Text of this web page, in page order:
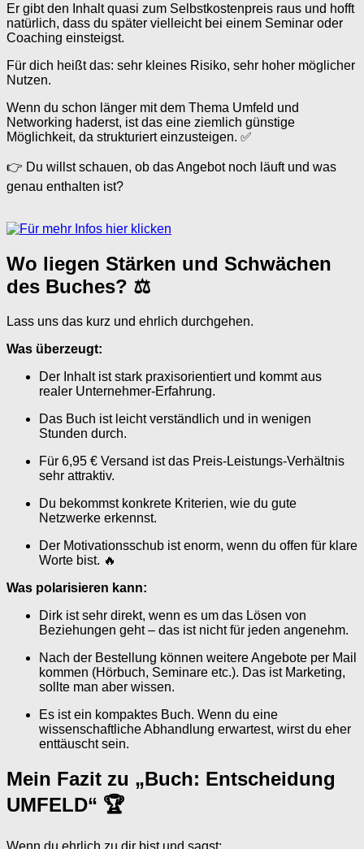
Er gibt den Inhalt quasi zum Selbstkostenpreis raus und hofft
natürlich, dass du später vielleicht bei einem Seminar oder
Coaching einsteigst.
Für dich heißt das: sehr kleines Risiko, sehr hoher möglicher
Nutzen.
Wenn du schon länger mit dem Thema Umfeld und
Networking haderst, ist das eine ziemlich günstige
Möglichkeit, da strukturiert einzusteigen. ✅
👉 Du willst schauen, ob das Angebot noch läuft und was
genau enthalten ist?
Wo liegen Stärken und Schwächen
des Buches? ⚖️
Lass uns das kurz und ehrlich durchgehen.
Was überzeugt:
Der Inhalt ist stark praxisorientiert und kommt aus
realer Unternehmer-Erfahrung.
Das Buch ist leicht verständlich und in wenigen
Stunden durch.
Für 6,95 € Versand ist das Preis-Leistungs-Verhältnis
sehr attraktiv.
Du bekommst konkrete Kriterien, wie du gute
Netzwerke erkennst.
Der Motivationsschub ist enorm, wenn du offen für klare
Worte bist. 🔥
Was polarisieren kann:
Dirk ist sehr direkt, wenn es um das Lösen von
Beziehungen geht – das ist nicht für jeden angenehm.
Nach der Bestellung können weitere Angebote per Mail
kommen (Hörbuch, Seminare etc.). Das ist Marketing,
sollte man aber wissen.
Es ist ein kompaktes Buch. Wenn du eine
wissenschaftliche Abhandlung erwartest, wirst du eher
enttäuscht sein.
Mein Fazit zu „Buch: Entscheidung
UMFELD“ 🏆